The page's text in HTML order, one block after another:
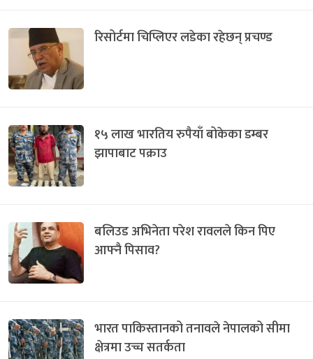
रिसोर्टमा चिप्लिएर लडेका रहेछन् प्रचण्ड
१५ लाख भारतिय रुपैयाँ बोकेका डम्बर
झापाबाट पक्राउ
बलिउड अभिनेता परेश रावलले किन पिए
आफ्नै पिसाव?
भारत पाकिस्तानको तनावले नेपालको सीमा
क्षेत्रमा उच्च सतर्कता